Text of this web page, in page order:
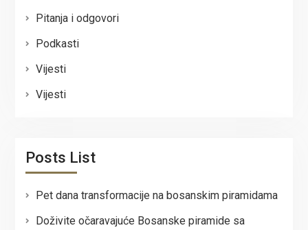
Pitanja i odgovori
Podkasti
Vijesti
Vijesti
Posts List
Pet dana transformacije na bosanskim piramidama
Doživite očaravajuće Bosanske piramide sa